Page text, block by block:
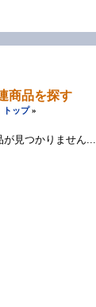
商品を探す
トップ»
が見つかりません...